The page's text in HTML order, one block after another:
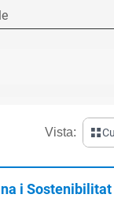
Vista:
i Sostenibilitat